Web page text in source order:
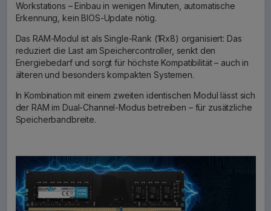
Workstations – Einbau in wenigen Minuten, automatische
Erkennung, kein BIOS-Update nötig.
Das RAM-Modul ist als Single-Rank (1Rx8) organisiert: Das
reduziert die Last am Speichercontroller, senkt den
Energiebedarf und sorgt für höchste Kompatibilität – auch in
älteren und besonders kompakten Systemen.
In Kombination mit einem zweiten identischen Modul lässt sich
der RAM im Dual-Channel-Modus betreiben – für zusätzliche
Speicherbandbreite.